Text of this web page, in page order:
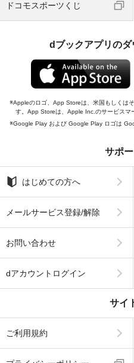
ドコモスポーツくじ
dブックアプリの
Appleのロゴ、App Storeは、米国もしくは
す。App Storeは、Apple Inc.のサービスマ
Google Play および Google Play ロゴは
サポ
はじめての方へ
メールサービス登録/解除
お問い合わせ
dアカウントログイン
サイ
ご利用規約